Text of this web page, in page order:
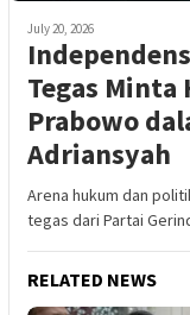
July 20, 2026
Tegas Minta
Prabowo
Adriansyah
Arena hukum dan
tegas dari Partai
RELATED NEWS